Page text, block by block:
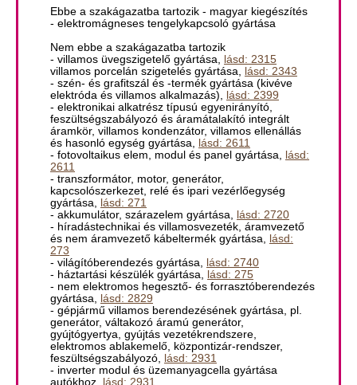
Ebbe a szakágazatba tartozik - magyar kiegészítés
- elektromágneses tengelykapcsoló gyártása
Nem ebbe a szakágazatba tartozik
- villamos üvegszigetelő gyártása, lásd: 2315
villamos porcelán szigetelés gyártása, lásd: 2343
- szén- és grafitszál és -termék gyártása (kivéve
elektróda és villamos alkalmazás), lásd: 2399
- elektronikai alkatrész típusú egyenirányító,
feszültségszabályozó és áramátalakító integrált
áramkör, villamos kondenzátor, villamos ellenállás
és hasonló egység gyártása, lásd: 2611
- fotovoltaikus elem, modul és panel gyártása, lásd:
2611
- transzformátor, motor, generátor,
kapcsolószerkezet, relé és ipari vezérlőegység
gyártása, lásd: 271
- akkumulátor, szárazelem gyártása, lásd: 2720
- híradástechnikai és villamosvezeték, áramvezető
és nem áramvezető kábeltermék gyártása, lásd:
273
- világítóberendezés gyártása, lásd: 2740
- háztartási készülék gyártása, lásd: 275
- nem elektromos hegesztő- és forrasztóberendezés
gyártása, lásd: 2829
- gépjármű villamos berendezésének gyártása, pl.
generátor, váltakozó áramú generátor,
gyújtógyertya, gyújtás vezetékrendszere,
elektromos ablakemelő, központizár-rendszer,
feszültségszabályozó, lásd: 2931
- inverter modul és üzemanyagcella gyártása
autókhoz,
lásd: 2931